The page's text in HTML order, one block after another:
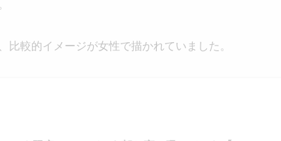
較的イメージが女性で描かれていました。